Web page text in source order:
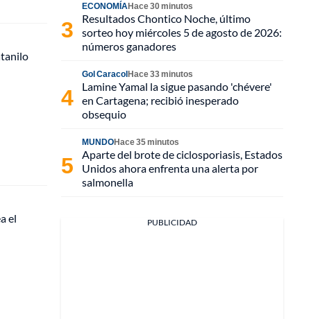
el
ECONOMÍAHace 30 minutos
Resultados Chontico Noche, último
sorteo hoy miércoles 5 de agosto de 2026:
números ganadores
Gol CaracolHace 33 minutos
Lamine Yamal la sigue pasando 'chévere'
en Cartagena; recibió inesperado
obsequio
MUNDOHace 35 minutos
Aparte del brote de ciclosporiasis, Estados
Unidos ahora enfrenta una alerta por
salmonella
PUBLICIDAD